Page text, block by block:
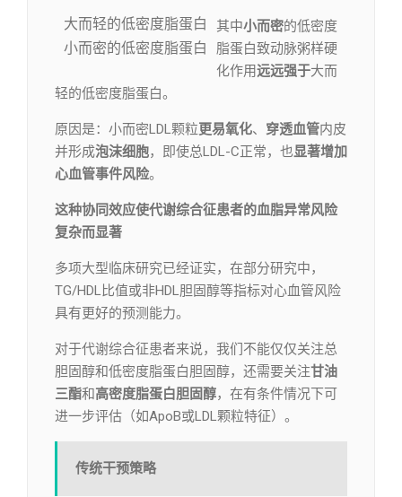
大而轻的低密度脂蛋白
小而密的低密度脂蛋白
其中小而密的低密度
脂蛋白致动脉粥样硬
化作用远远强于大而
轻的低密度脂蛋白。
原因是：小而密LDL颗粒更易氧化、 穿透血管内皮
并形成泡沫细胞，即使总LDL-C正常，也显著增加
心血管事件风险。
这种协同效应使代谢综合征患者的血脂异常风险
复杂而显著
多项大型临床研究已经证实，在部分研究中，
TG/HDL比值或非HDL胆固醇等指标对心血管风险
具有更好的预测能力。
对于代谢综合征患者来说，我们不能仅仅关注总
胆固醇和低密度脂蛋白胆固醇，还需要关注甘油
三酯和高密度脂蛋白胆固醇，在有条件情况下可
进一步评估（如ApoB或LDL颗粒特征）。
传统干预策略